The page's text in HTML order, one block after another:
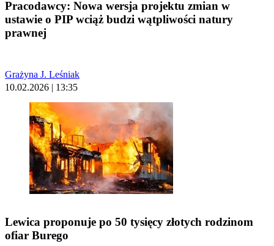
Pracodawcy: Nowa wersja projektu zmian w
ustawie o PIP wciąż budzi wątpliwości natury
prawnej
Grażyna J. Leśniak
10.02.2026 | 13:35
Lewica proponuje po 50 tysięcy złotych rodzinom
ofiar Burego